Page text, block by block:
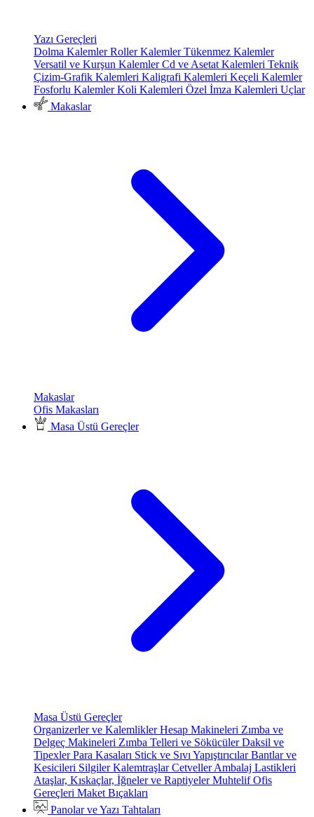
Yazı Gereçleri
Dolma KalemlerRoller KalemlerTükenmez Kalemler
Versatil ve Kurşun KalemlerCd ve Asetat Kalemleri Teknik
Çizim-Grafik Kalemleri Kaligrafi Kalemleri Keçeli Kalemler
Fosforlu KalemlerKoli Kalemleri Özel İmza Kalemleri Uçlar
Makaslar
Makaslar
Ofis Makasları
Masa Üstü Gereçler
Masa Üstü Gereçler
Organizerler ve KalemliklerHesap Makineleri Zımba ve
Delgeç Makineleri Zımba Telleri ve SökücülerDaksil ve
TipexlerPara Kasaları Stick ve Sıvı YapıştırıcılarBantlar ve
Kesicileri SilgilerKalemtraşlarCetvellerAmbalaj Lastikleri
Ataşlar, Kıskaçlar, İğneler ve RaptiyelerMuhtelif Ofis
Gereçleri Maket Bıçakları
Panolar ve Yazı Tahtaları